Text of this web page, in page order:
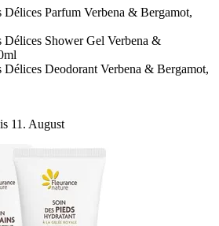
Délices Parfum Verbena & Bergamot,
Délices Shower Gel Verbena &
Délices Deodorant Verbena & Bergamot,
11. August